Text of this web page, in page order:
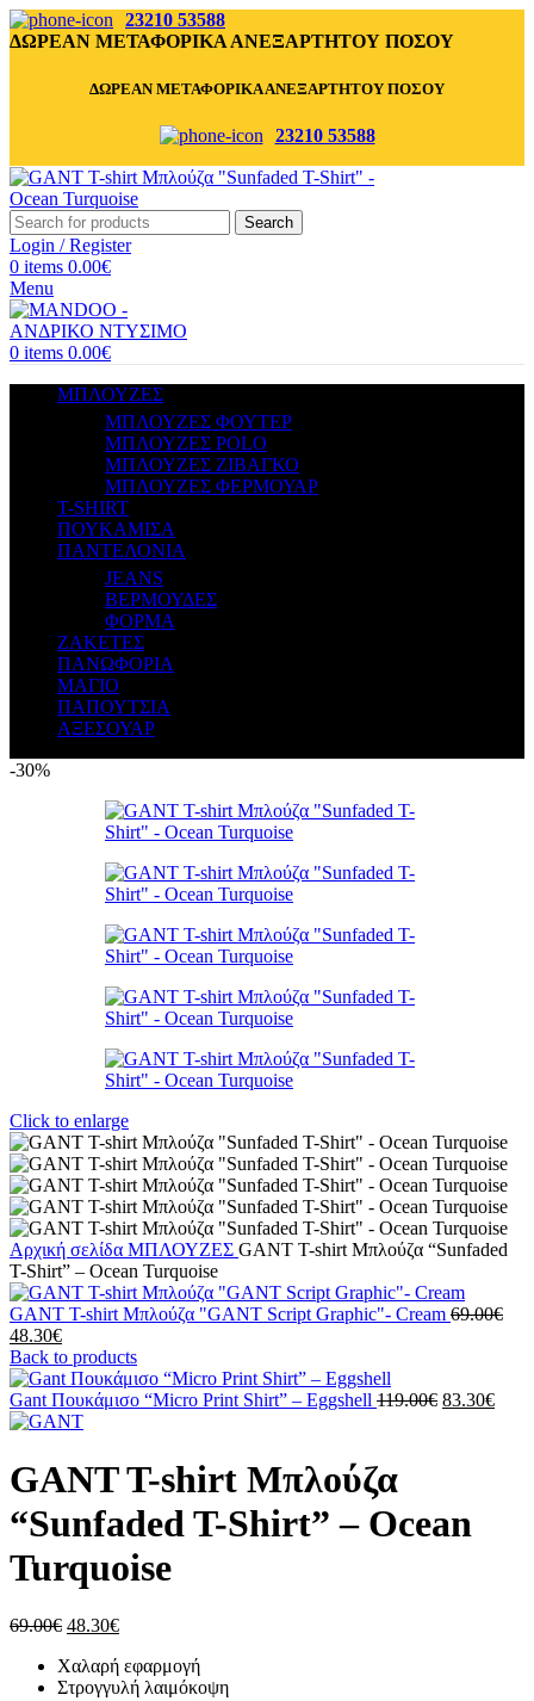
23210 53588
ΔΩΡΕΑΝ ΜΕΤΑΦΟΡΙΚΑ ΑΝΕΞΑΡΤΗΤΟΥ ΠΟΣΟΥ
ΔΩΡΕΑΝ ΜΕΤΑΦΟΡΙΚΑ ΑΝΕΞΑΡΤΗΤΟΥ ΠΟΣΟΥ
23210 53588
Search
Login / Register
0 items 0.00€
Menu
0 items 0.00€
ΜΠΛΟΥΖΕΣ
ΜΠΛΟΥΖΕΣ ΦΟΥΤΕΡ
ΜΠΛΟΥΖΕΣ POLO
ΜΠΛΟΥΖΕΣ ΖΙΒΑΓΚΟ
ΜΠΛΟΥΖΕΣ ΦΕΡΜΟΥΑΡ
T-SHIRT
ΠΟΥΚΑΜΙΣΑ
ΠΑΝΤΕΛΟΝΙΑ
JEANS
ΒΕΡΜΟΥΔΕΣ
ΦΟΡΜΑ
ΖΑΚΕΤΕΣ
ΠΑΝΩΦΟΡΙΑ
ΜΑΓΙΟ
ΠΑΠΟΥΤΣΙΑ
ΑΞΕΣΟΥΑΡ
-30%
Click to enlarge
Αρχική σελίδα ΜΠΛΟΥΖΕΣ GANT T-shirt Μπλούζα “Sunfaded
T-Shirt” – Ocean Turquoise
GANT T-shirt Μπλούζα "GANT Script Graphic"- Cream 69.00€
48.30€Η
τρέχουσα
τιμή
είναι:
48.30€.
Back to products
Gant Πουκάμισο “Micro Print Shirt” – Eggshell 119.00€ Original
83.30€Η
GANT T-shirt Μπλούζα
“Sunfaded T-Shirt” – Ocean
Turquoise
69.00€ Original
was:
69.00€.
48.30€Η
τιμή
είναι:
Χαλαρή εφαρμογή
Στρογγυλή λαιμόκοψη